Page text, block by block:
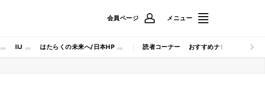
会員ページ メニュー
IIJ はたらくの未来へ/日本HP 読者コーナー おすすめナビ マイナビ